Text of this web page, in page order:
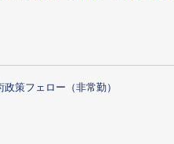
策フェロー（非常勤）